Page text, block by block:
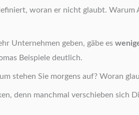
woran er nicht glaubt.
Unternehmen geben, gäbe es
Beispiele deutlich.
stehen Sie morgens auf? Woran
denn manchmal verschieben sich